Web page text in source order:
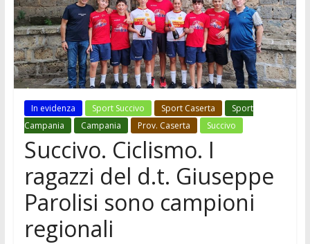
In evidenza Sport Succivo Sport Caserta
Sport
Campania
Campania Prov. Caserta Succivo
Succivo. Ciclismo. I
ragazzi del d.t. Giuseppe
Parolisi sono campioni
regionali